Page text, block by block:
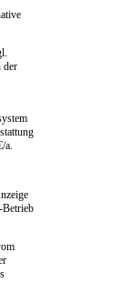
der
a.
Betrieb